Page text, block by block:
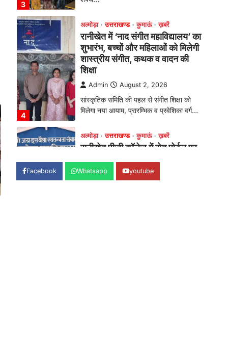
4
1
अल्मोड़ा उत्तराखण्ड कुमाऊं ख़बरें
रानीखेत पीजी कॉलेज में सेतु पोर्टल पर
कौशल विकास कार्यक्रम, विद्यार्थियों को
राजकीय स्नातकोत्तर महाविद्यालय रानीखेत में सेतु
2027 विधानसभा चुनाव की तैयारी में
जुटी कांग्रेस, रानीखेत जिला
Facebook Whatsapp youtube